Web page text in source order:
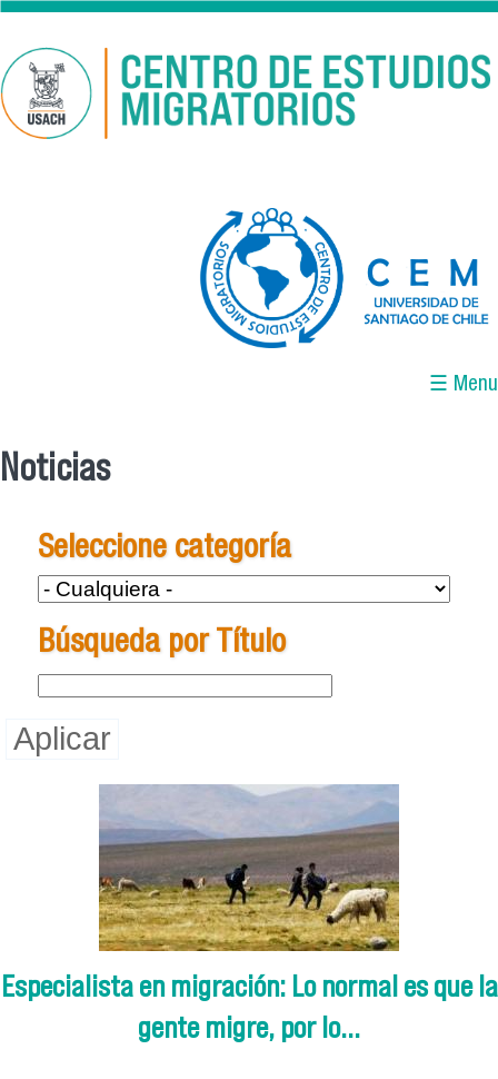
Pasar al contenido principal
☰ Menu
Noticias
Seleccione categoría
Búsqueda por Título
Especialista en migración: Lo normal es que la
gente migre, por lo...